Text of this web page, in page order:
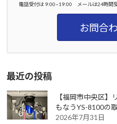
電話受付は 9:00~19:00 メールは24時間
お問合
最近の投稿
【福岡市中央区】
もなうYS-8100の
2026年7月31日